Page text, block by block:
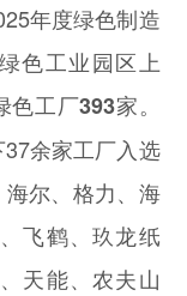
年度绿色制造
色工业园区上
工厂393家。
余家工厂入选
尔、格力、海
飞鹤、玖龙纸
天能、农夫山